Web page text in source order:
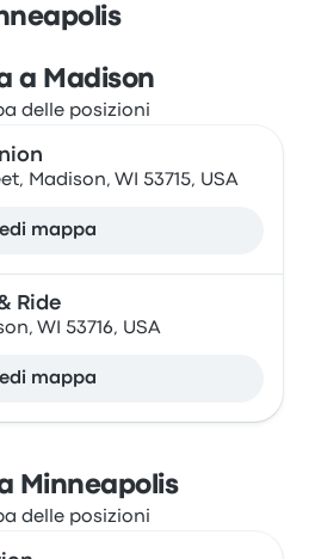
a Madison
Madison, WI 53715, USA
mappa
Ride
WI 53716, USA
mappa
Minneapolis